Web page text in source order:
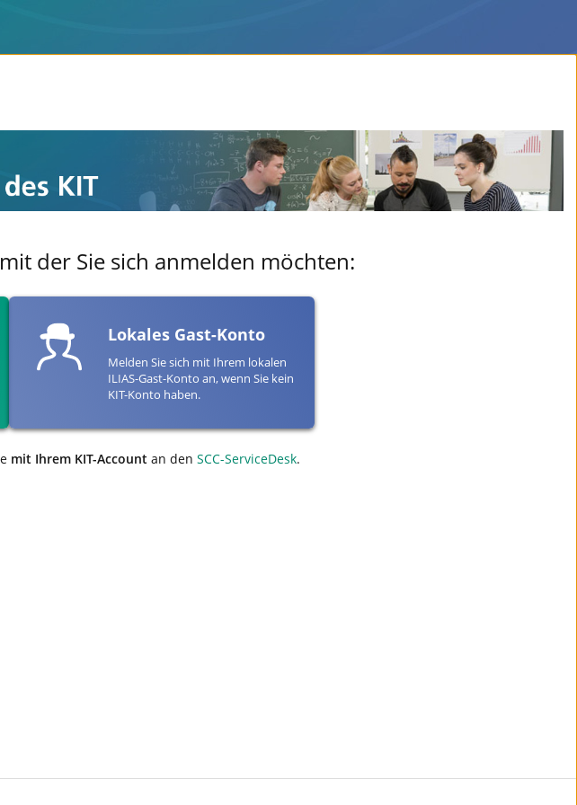
der Sie sich anmelden möchten:
Lokales Gast-Konto
Melden Sie sich mit Ihrem lokalen
ILIAS-Gast-Konto an, wenn Sie kein
KIT-Konto haben.
mit Ihrem KIT-Account an den SCC-ServiceDesk.